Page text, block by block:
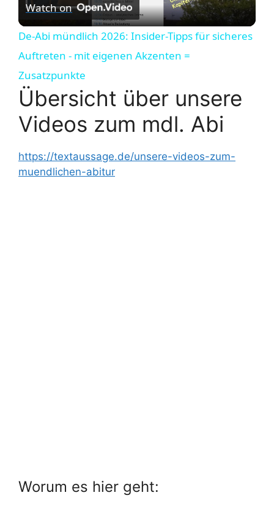
l
a
y
V
i
Watch on
De-Abi mündlich 2026: Insider-Tipps für sicheres
Auftreten - mit eigenen Akzenten =
Zusatzpunkte
Übersicht über unsere
Videos zum mdl. Abi
https://textaussage.de/unsere-videos-zum-
muendlichen-abitur
Worum es hier geht: